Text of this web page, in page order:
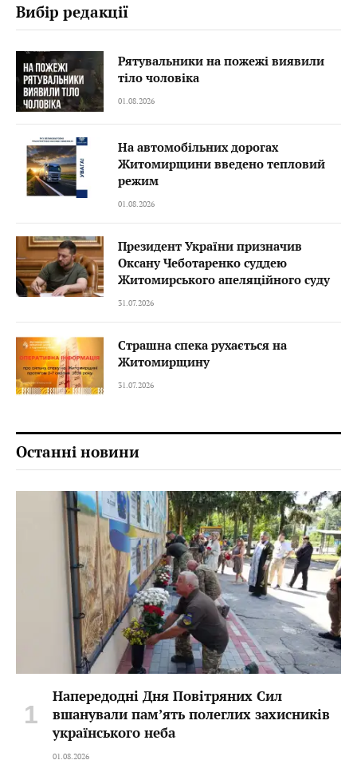
Вибір редакції
Рятувальники на пожежі виявили
тіло чоловіка
01.08.2026
На автомобільних дорогах
Житомирщини введено тепловий
режим
01.08.2026
Президент України призначив
Оксану Чеботаренко суддею
Житомирського апеляційного суду
31.07.2026
Страшна спека рухається на
Житомирщину
31.07.2026
Останні новини
Напередодні Дня Повітряних Сил
вшанували пам’ять полеглих захисників
українського неба
01.08.2026